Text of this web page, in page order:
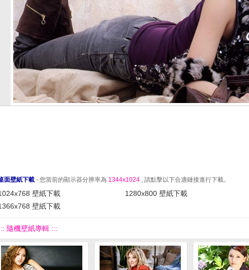
面壁紙下載 - 您當前的顯示器分辨率為 1344x1024 , 請點擊以下合適鏈接進行下載。
壁紙下載 1280x800 壁紙下載
壁紙下載
隨機壁紙專輯 :::